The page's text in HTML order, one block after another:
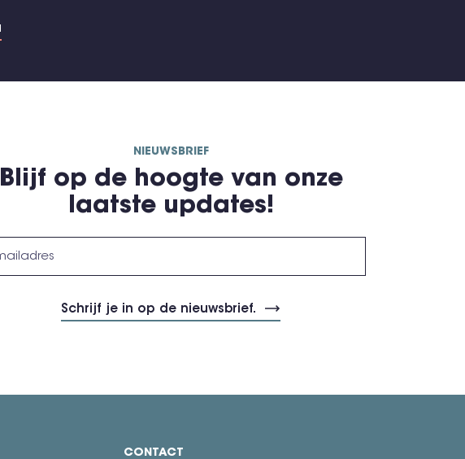
NIEUWSBRIEF
Blijf op de hoogte van onze
laatste updates!
CONTACT